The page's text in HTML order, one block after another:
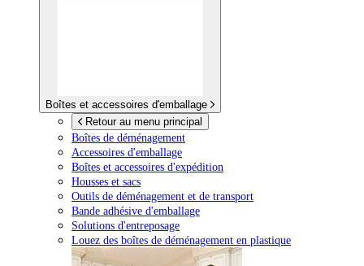
Boîtes et accessoires d'emballage
Retour au menu principal
Boîtes de déménagement
Accessoires d'emballage
Boîtes et accessoires d'expédition
Housses et sacs
Outils de déménagement et de transport
Bande adhésive d'emballage
Solutions d'entreposage
Louez des boîtes de déménagement en plastique